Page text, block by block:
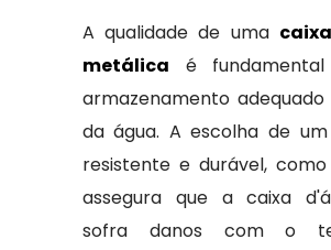
A qualidade de uma
metálica é
armazenamento
da água. A escolha de
resistente e durável,
assegura que a caixa
sofra danos com o